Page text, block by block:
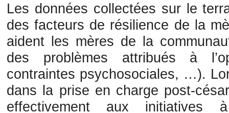
Les données collectées sur le
des facteurs de résilience de la
aident les mères de la
des problèmes attribués à
contraintes psychosociales, …).
dans la prise en charge post-
effectivement aux initiatives